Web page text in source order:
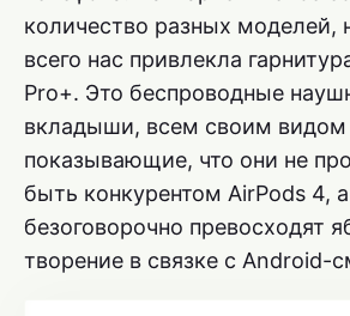
количество разных моделей,
всего нас привлекла
Pro+. Это беспроводные
вкладыши, всем своим видом
показывающие, что они не
быть конкурентом AirPods 4, а
безоговорочно превосходят
творение в связке с Android-